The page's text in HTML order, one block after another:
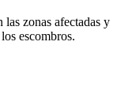
las zonas afectadas y
escombros.